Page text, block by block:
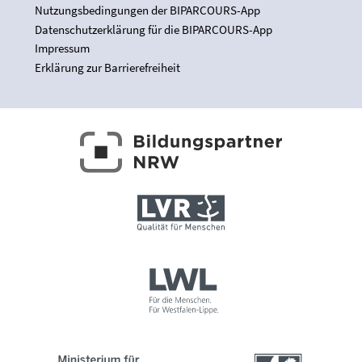
Nutzungsbedingungen der BIPARCOURS-App
Datenschutzerklärung für die BIPARCOURS-App
Impressum
Erklärung zur Barrierefreiheit